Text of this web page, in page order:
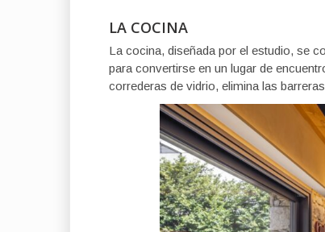
LA COCINA
La cocina, diseñada por el estudio, se
para convertirse en un lugar de
correderas de vidrio, elimina las